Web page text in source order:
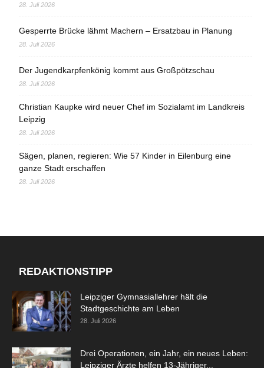
28. Juli 2026
Gesperrte Brücke lähmt Machern – Ersatzbau in Planung
28. Juli 2026
Der Jugendkarpfenkönig kommt aus Großpötzschau
28. Juli 2026
Christian Kaupke wird neuer Chef im Sozialamt im Landkreis
Leipzig
28. Juli 2026
Sägen, planen, regieren: Wie 57 Kinder in Eilenburg eine
ganze Stadt erschaffen
28. Juli 2026
REDAKTIONSTIPP
Leipziger Gymnasiallehrer hält die
Stadtgeschichte am Leben
28. Juli 2026
Drei Operationen, ein Jahr, ein neues Leben:
Leipziger Ärzte helfen 13-Jähriger...